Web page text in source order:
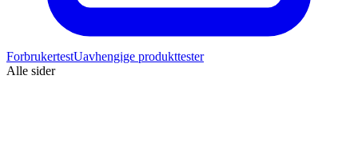
ForbrukertestUavhengige produkttester
Alle sider